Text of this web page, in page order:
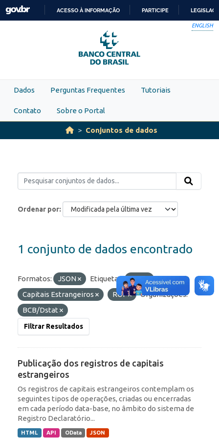
Skip to main content
PARA
O
CONTEÚDO
ACESSO À INFORMAÇÃO PARTICIPE
ENGLISH
Dados Perguntas Frequentes Tutoriais
Contato Sobre o Portal
Conjuntos de dados
Ordenar por
1 conjunto de dados encontrado
Formatos: JSON Etiquetas:
RDE
Capitais Estrangeiros
ROF
Organizações:
BCB/Dstat
Filtrar Resultados
Publicação dos registros de capitais
estrangeiros
Os registros de capitais estrangeiros contemplam os
seguintes tipos de operações, criadas ou encerradas
em cada período data-base, no âmbito do sistema de
Registro Declaratório...
HTML API OData JSON